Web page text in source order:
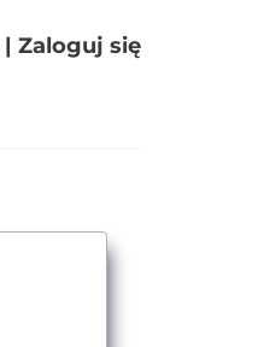
| Zaloguj się